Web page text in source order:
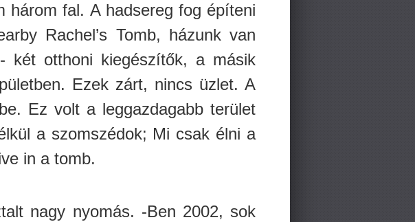
három fal. A hadsereg fog építeni
Rachel’s Tomb, házunk van
két otthoni kiegészítők, a másik
Ezek zárt, nincs üzlet. A
Ez volt a leggazdagabb terület
a szomszédok; Mi csak élni a
in a tomb.
nagy nyomás. -Ben 2002, sok